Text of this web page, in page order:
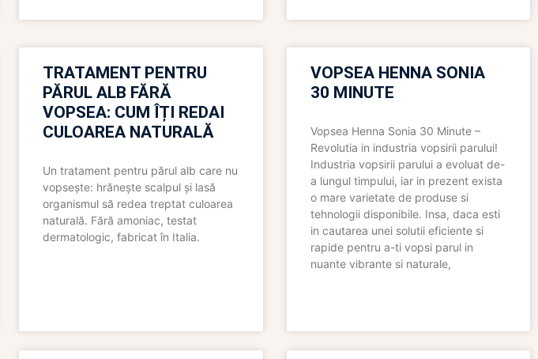
TRATAMENT PENTRU
PĂRUL ALB FĂRĂ
VOPSEA: CUM ÎȚI REDAI
CULOAREA NATURALĂ
Un tratament pentru părul alb care nu
vopsește: hrănește scalpul și lasă
organismul să redea treptat culoarea
naturală. Fără amoniac, testat
dermatologic, fabricat în Italia.
VOPSEA HENNA SONIA
30 MINUTE
Vopsea Henna Sonia 30 Minute –
Revolutia in industria vopsirii parului!
Industria vopsirii parului a evoluat de-
a lungul timpului, iar in prezent exista
o mare varietate de produse si
tehnologii disponibile. Insa, daca esti
in cautarea unei solutii eficiente si
rapide pentru a-ti vopsi parul in
nuante vibrante si naturale,